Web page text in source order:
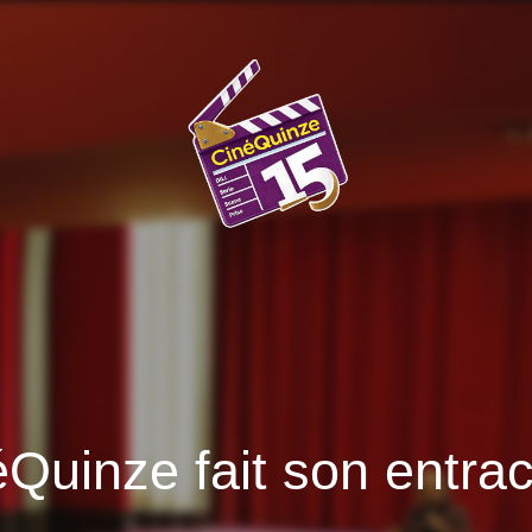
fait son